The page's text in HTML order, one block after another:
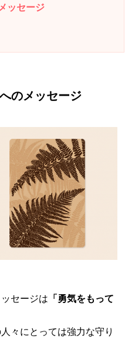
ッセージ
のメッセージ
セージは 「勇気をもって
々にとっては強力な守り